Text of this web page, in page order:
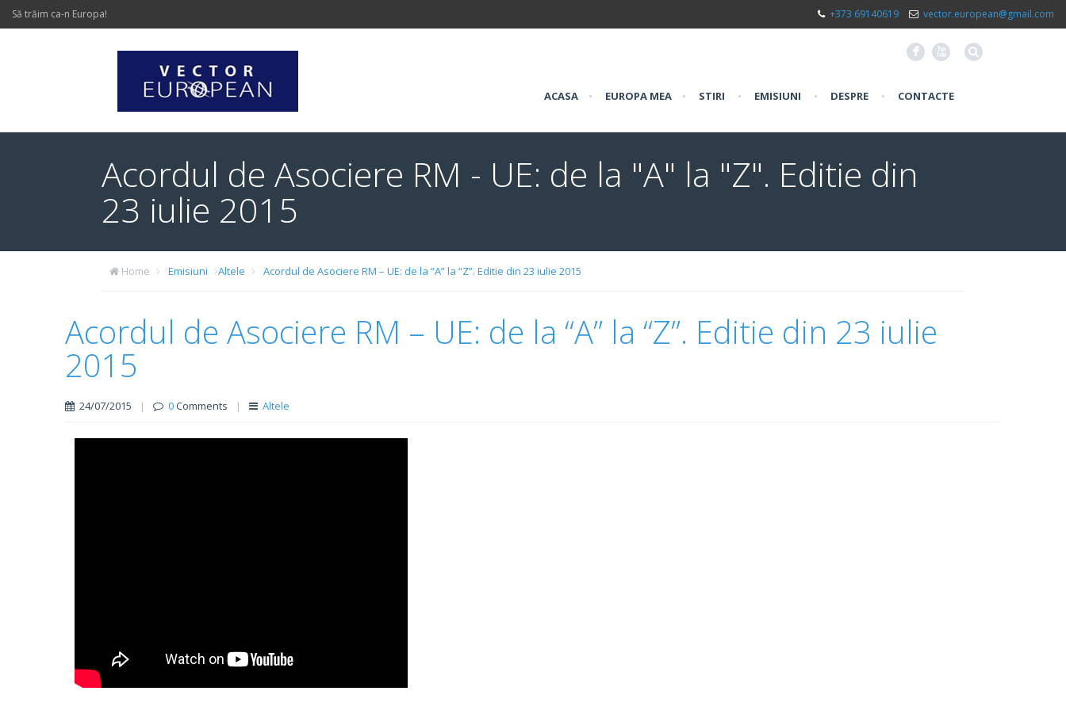
Să trăim ca-n Europa! +373 69140619 vector.european@gmail.com
F X
ACASA • EUROPA MEA • STIRI • EMISIUNI • DESPRE • CONTACTE
Acordul de Asociere RM - UE: de la "A" la "Z". Editie din
23 iulie 2015
Home Emisiuni Altele Acordul de Asociere RM – UE: de la “A” la “Z”. Editie din 23 iulie 2015
Acordul de Asociere RM – UE: de la “A” la “Z”. Editie din 23 iulie
2015
24/07/2015 | 0Comments | Altele